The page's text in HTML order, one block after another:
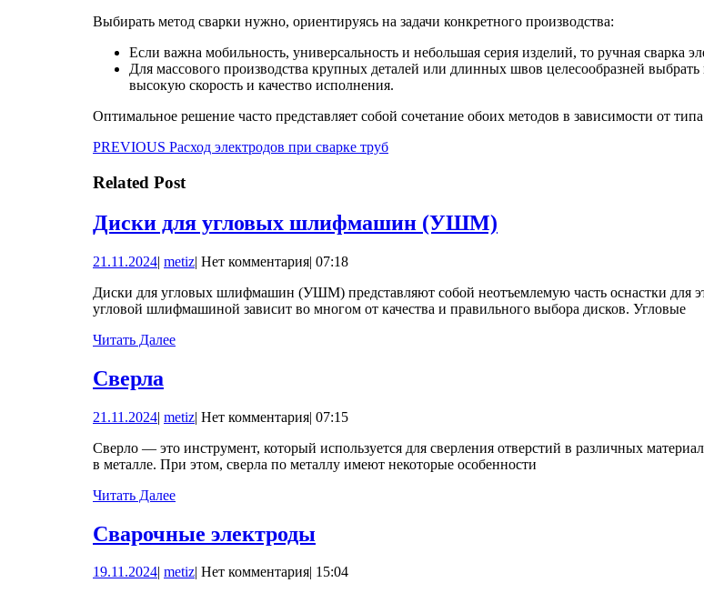
Выбирать метод сварки нужно, ориентируясь на задачи конкретного производства:
Если важна мобильность, универсальность и небольшая серия изделий, то ручная сварка
Для массового производства крупных деталей или длинных швов целесообразней
высокую скорость и качество исполнения.
Оптимальное решение часто представляет собой сочетание обоих методов в зависимости от
Навигация
по
PREVIOUS Предыдущая
Расход электродов при сварке труб
Related Post
Диски для угловых шлифмашин (УШМ)
шлифмашин
(УШМ)
21.11.202421.11.2024
| metizmetiz
| Нет комментария| 07:18
Диски для угловых шлифмашин (УШМ) представляют собой неотъемлемую часть оснастки для этих инструментов. Эффективность и безопасность работы самой
угловой шлифмашиной зависит во многом от качества и правильного выбора дисков. Угловые
Читать ДалееЧитать
Сверла
21.11.202421.11.2024
| metizmetiz
| Нет комментария| 07:15
Сверло — это инструмент, который используется для сверления отверстий в различных материалах. Одной из его основных функций является сверление отверстий
в металле. При этом, сверла по металлу имеют некоторые особенности
Читать ДалееЧитать
Сварочные электроды
19.11.202419.11.2024
| metizmetiz
| Нет комментария| 15:04